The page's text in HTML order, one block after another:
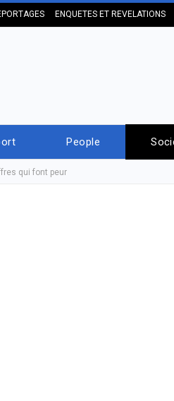
ENQUETES ET REVELATIONS
People
qui font peur